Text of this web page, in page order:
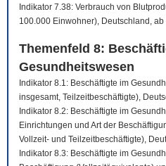
Indikator 7.38: Verbrauch von
100.000 Einwohner), Deutschland, ab
Themenfeld 8:
Gesundheitswesen
Indikator 8.1: Beschäftigte im
insgesamt, Teilzeitbeschäftigte),
Indikator 8.2: Beschäftigte im
Einrichtungen und Art der
Vollzeit- und Teilzeitbeschäftigte),
Indikator 8.3: Beschäftigte im